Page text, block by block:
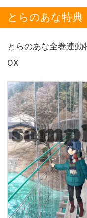
とらのあな特典
とらのあな全巻連動
OX